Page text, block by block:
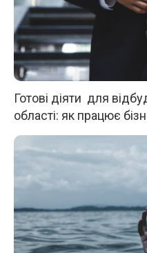
Готові діяти для
області: як працює